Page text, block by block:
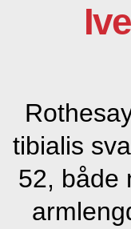
tibialis
52, både